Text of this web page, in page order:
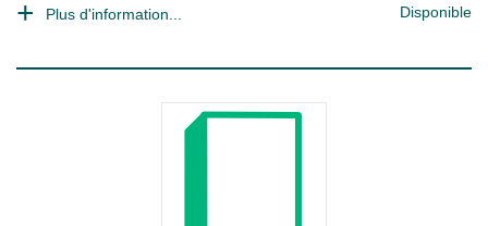
Plus d'information... Disponible